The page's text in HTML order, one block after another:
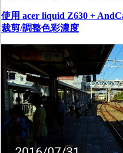
使用 acer liquid Z630 +
裁剪/調整色彩濃度